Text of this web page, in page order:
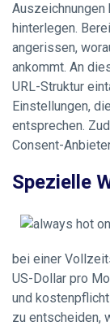
Auszeichnungen
hinterlegen.
angerissen,
ankommt. An
URL-Struktur
Einstellungen,
entsprechen.
Consent-
Spezielle
bei einer
US-Dollar pro
und
zu entscheiden,